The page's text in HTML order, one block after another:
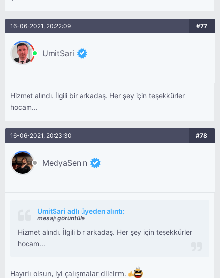
16-06-2021, 20:22:09 #77
UmitSari
Hizmet alındı. İlgili bir arkadaş. Her şey için teşekkürler
hocam...
16-06-2021, 20:23:30 #78
MedyaSenin
UmitSari adlı üyeden alıntı:
mesajı görüntüle
Hizmet alındı. İlgili bir arkadaş. Her şey için teşekkürler
hocam...
Hayırlı olsun, iyi çalışmalar dileirm.